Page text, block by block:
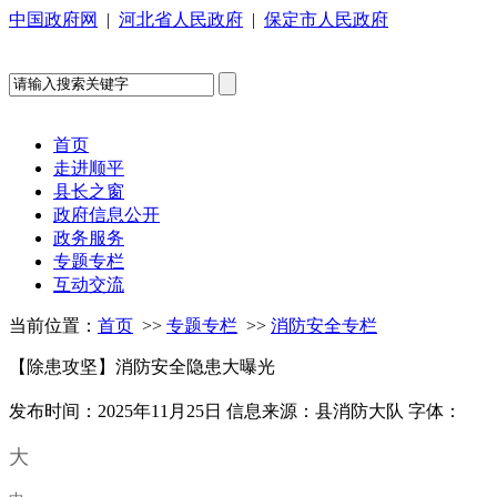
中国政府网 | 河北省人民政府 | 保定市人民政府
首页
走进顺平
县长之窗
政府信息公开
政务服务
专题专栏
互动交流
当前位置： 首页 >> 专题专栏 >> 消防安全专栏
【除患攻坚】消防安全隐患大曝光
发布时间：2025年11月25日 信息来源：县消防大队 字体：
大